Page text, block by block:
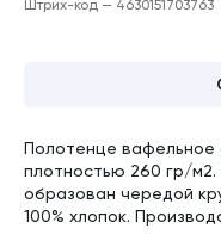
Штрих-код — 4630151703763
Полотенце вафельное
плотностью 260 гр/м2.
образован чередой
100% хлопок.